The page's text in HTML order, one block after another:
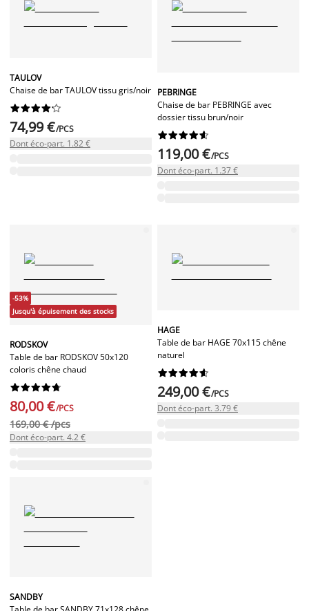
TAULOV
Chaise de bar TAULOV tissu gris/noir






74,99 €/PCS
Dont éco-part. 1.82 €
PEBRINGE
Chaise de bar PEBRINGE avec
dossier tissu brun/noir






119,00 €/PCS
Dont éco-part. 1.37 €
-53%
Jusqu'à épuisement des stocks
RODSKOV
Table de bar RODSKOV 50x120
coloris chêne chaud






80,00 €/PCS
169,00 € /pcs
Dont éco-part. 4.2 €
HAGE
Table de bar HAGE 70x115 chêne
naturel






249,00 €/PCS
Dont éco-part. 3.79 €
SANDBY